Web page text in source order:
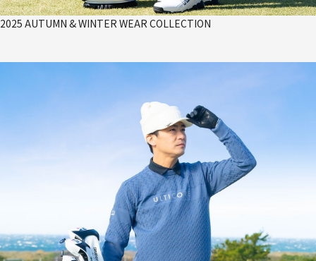
2025 AUTUMN & WINTER WEAR COLLECTION